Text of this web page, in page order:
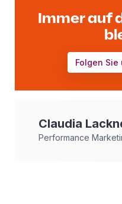
Immer auf
Folgen
Claudia
Performance